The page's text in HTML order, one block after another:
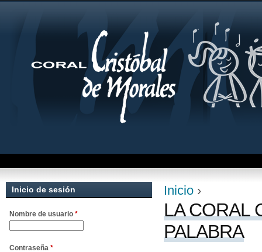
Se encuentra
Inicio ›
LA CORAL
PALABRA
Inicio de sesión
Nombre de usuario *
Contraseña *